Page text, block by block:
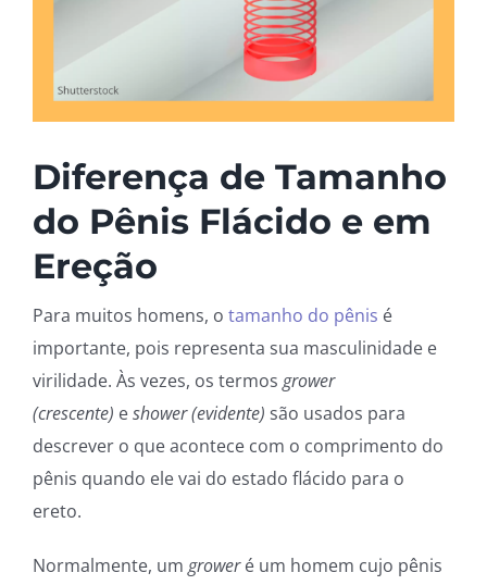
Diferença de Tamanho
do Pênis Flácido e em
Ereção
Para muitos homens, o tamanho do pênis é
importante, pois representa sua masculinidade e
virilidade. Às vezes, os termos grower
(crescente) eshower (evidente) são usados para
descrever o que acontece com o comprimento do
pênis quando ele vai do estado flácido para o
ereto.
Normalmente, um groweré um homem cujo pênis